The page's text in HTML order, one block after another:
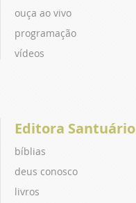
ouça ao vivo
programação
vídeos
Editora Santuário
bíblias
deus conosco
livros